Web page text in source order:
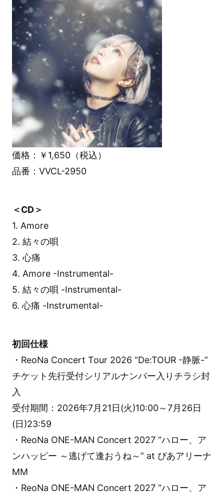
価格：￥1,650（税込）
品番：VVCL-2950
＜CD＞
1. Amore
2. 結々の唄
3. 心痛
4. Amore -Instrumental-
5. 結々の唄 -Instrumental-
6. 心痛 -Instrumental-
初回仕様
・ReoNa Concert Tour 2026 “De:TOUR -静脈-”
チケット先行受付シリアルナンバー入りチラシ封
入
受付期間：2026年7月21日(火)10:00～7月26日
(日)23:59
・ReoNa ONE-MAN Concert 2027 “ハロー、ア
ンハッピー ～逃げて逢おうね～” at ぴあアリーナ
MM
・ReoNa ONE-MAN Concert 2027 “ハロー、ア